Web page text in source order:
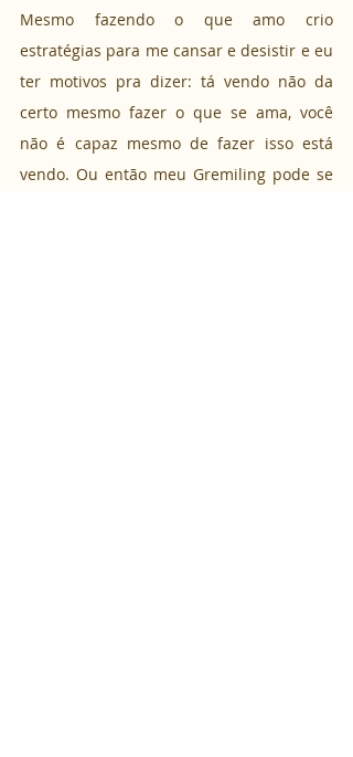
Mesmo fazendo o que amo crio
estratégias para me cansar e desistir e eu
ter motivos pra dizer: tá vendo não da
certo mesmo fazer o que se ama, você
não é capaz mesmo de fazer isso está
vendo. Ou então meu Gremiling pode se